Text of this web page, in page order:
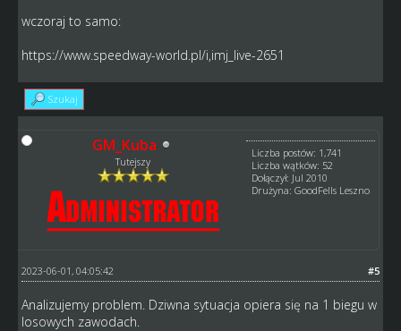
wczoraj to samo:
https://www.speedway-world.pl/i,imj_live-2651
Szukaj
GM_Kuba
Tutejszy
Liczba postów: 1,741
Liczba wątków: 52
Dołączył: Jul 2010
Drużyna: GoodFells Leszno
#5
2023-06-01, 04:05:42
Analizujemy problem. Dziwna sytuacja opiera się na 1 biegu w
losowych zawodach.